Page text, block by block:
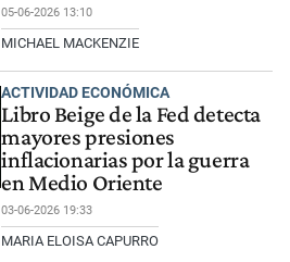
05-06-2026 13:10
MICHAEL MACKENZIE
ACTIVIDAD ECONÓMICA
Libro Beige de la Fed detecta
mayores presiones
inflacionarias por la guerra
en Medio Oriente
03-06-2026 19:33
MARIA ELOISA CAPURRO